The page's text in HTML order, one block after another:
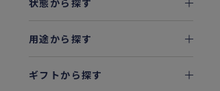
状態から探す
用途から探す
ギフトから探す